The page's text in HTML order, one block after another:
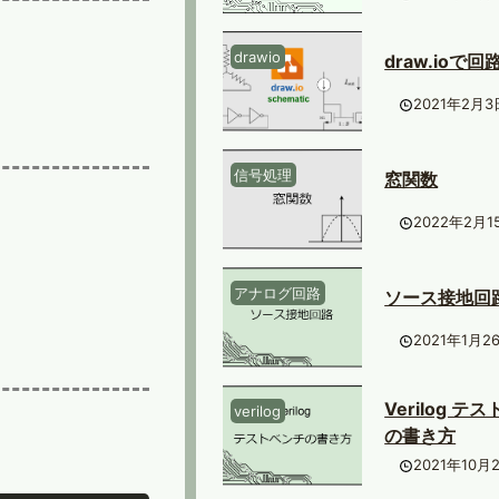
drawio draw.ioで回
2021年2月3
信号処理 窓関数
2022年2月
アナログ回路 ソース接地回
2021年1月
verilog
Verilog テス
の書き方
2021年10月